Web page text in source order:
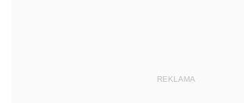
REKLAMA